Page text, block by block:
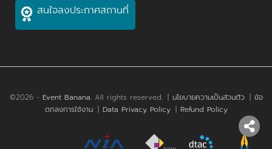
สนใจลงประกาศสถานที่
©2026 - Event Banana. All rights reserved. นโยบายความเป็นส่วนตัว
ข้อ
ตกลงการใช้งาน
Data Privacy Policy Refund Policy